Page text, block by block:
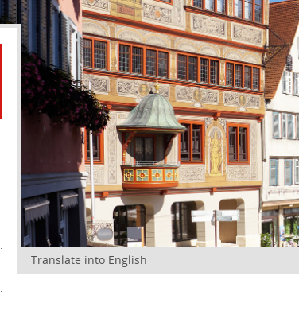
Translate into English